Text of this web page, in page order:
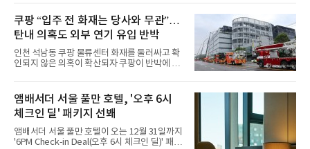
라 극장을 모티브로 한 데코레이션으로 구성됐
다. 무대 공간 및 티켓 박스
필먼트서비스(CFS)가 지난 28일부터 화재 피해
주민을 대상으로 전문 출장 청소서비스 지원에
나섬으로써 본격적인 지역사회 복구 작업이 시
작된 것이다.대피소 주민 중심 청소 접수, 첫날
부터 2가구 지원 완료CFS는 신현초등학교, 신
현북초등학교, 신현여자중학교 등 인천 서해구
관내 임시 대피소 3곳에서 체류해온 화재 피해
민들의 호응 속에 CFS는 즉시 행동에 나섰다. 지
난 28일 오후 전문 청소업체와
쿠팡 “입주 전 화재는 당사와 무관”…
탄내 의혹도 외부 연기 유입 반박
인천 석남동 쿠팡 물류센터 화재를 둘러싸고 확
인되지 않은 의혹이 확산되자 쿠팡이 반박에 나
에 대해서는 외부 화재 연기 유입이라고 설명했
고, 2023년 같은 물류센터에서 발생한 화재에
대해서도 쿠팡 입주 전 공사 과정에서 벌어진 일
이라며 선을 그었다.쿠팡은 21일 인천 물류센터
내부에서 불이 타는 냄새가 났다는 의혹과 관련
해 “사실무근”이라는 입장을 밝혔다.회사 측은
“인근에서 지난 15일 다른 회사에서 발생한 대
앰배서더 서울 풀만 호텔, '오후 6시
체크인 딜' 패키지 선봬
앰배서더 서울 풀만 호텔이 오는 12월 31일까지
'6PM Check-in Deal(오후 6시 체크인 딜)' 패키